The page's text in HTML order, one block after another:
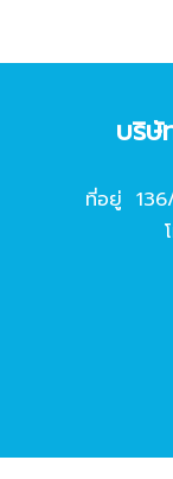
บริษั
ที่อยู่ 136/